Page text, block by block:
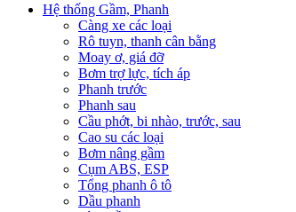
Hệ thống Gầm, Phanh
Càng xe các loại
Rô tuyn, thanh cân bằng
Moay ơ, giá đỡ
Bơm trợ lực, tích áp
Phanh trước
Phanh sau
Cầu phớt, bi nhào, trước, sau
Cao su các loại
Bơm nâng gầm
Cụm ABS, ESP
Tổng phanh ô tô
Dầu phanh